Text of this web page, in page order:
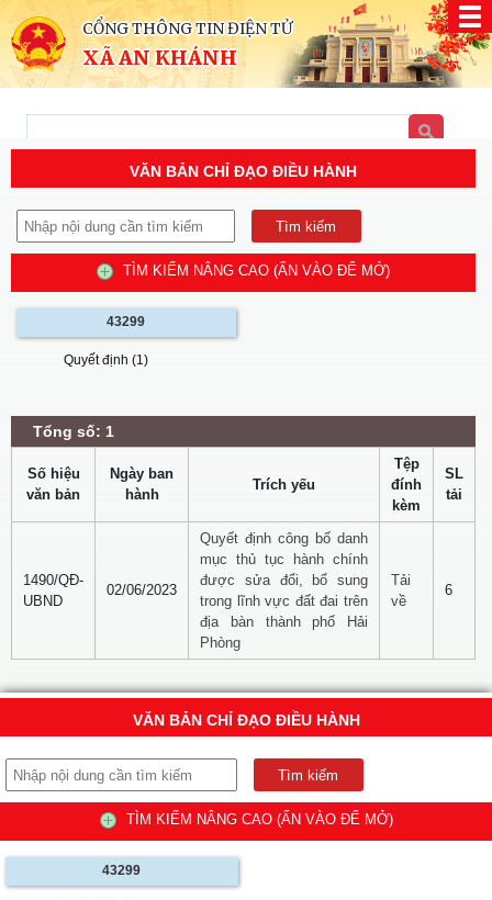
CỔNG THÔNG TIN ĐIỆN TỬ
XÃ AN KHÁNH
VĂN BẢN CHỈ ĐẠO ĐIỀU HÀNH
TÌM KIẾM NÂNG CAO (ẤN VÀO ĐỂ MỞ)
43299
Quyết định (1)
Tổng số: 1
Số hiệu
văn bản
Ngày ban
hành
Trích yếu
Tệp
đính
kèm
SL
tải
1490/QĐ-
UBND
02/06/2023
Quyết định công bố danh
mục thủ tục hành chính
được sửa đổi, bổ sung
trong lĩnh vực đất đai trên
địa bàn thành phố Hải
Phòng
Tải
về
6
VĂN BẢN CHỈ ĐẠO ĐIỀU HÀNH
TÌM KIẾM NÂNG CAO (ẤN VÀO ĐỂ MỞ)
43299